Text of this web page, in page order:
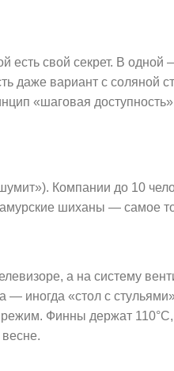
свой секрет. В одной
даже вариант с соляной
«шаговая
Компании до 10
амурские шиханы — самое
а на систему
иногда «стол с
Финны держат